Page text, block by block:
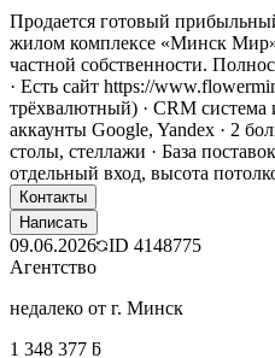
Продается готовый
жилом комплексе «Минск
частной собственности.
· Есть сайт https://
трёхвалютный) · CRM система
аккаунты Google, Yandex · 2
столы, стеллажи · База
отдельный вход, высота
Контакты
Написать
09.06.2026 ID 4148775
Агентство
недалеко от г. Минск
1 348 377 ƃ